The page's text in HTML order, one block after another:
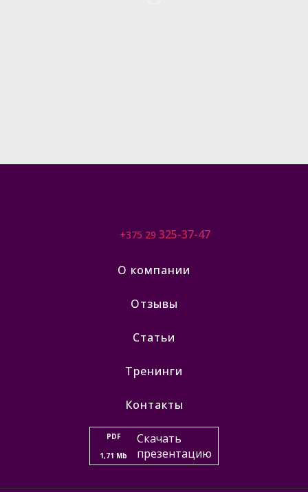
+375 29 325-37-47
О компании
Отзывы
Статьи
Тренинги
Контакты
PDF
1,71 Mb
Скачать
презентацию